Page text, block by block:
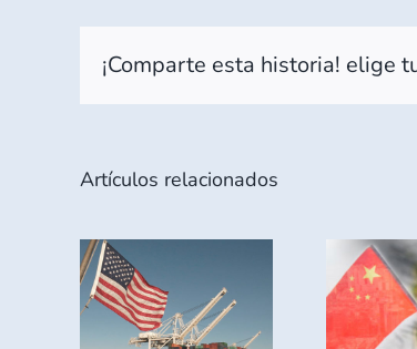
¡Comparte esta historia! elige
Artículos relacionados
PRESENCIA
DE MÉXICO